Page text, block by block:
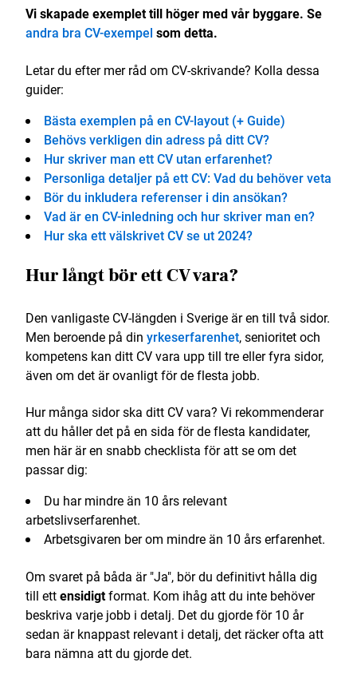
Vi skapade exemplet till höger med vår byggare. Se
andra bra CV-exempel som detta.
Letar du efter mer råd om CV-skrivande? Kolla dessa
guider:
Bästa exemplen på en CV-layout (+ Guide)
Behövs verkligen din adress på ditt CV?
Hur skriver man ett CV utan erfarenhet?
Personliga detaljer på ett CV: Vad du behöver veta
Bör du inkludera referenser i din ansökan?
Vad är en CV-inledning och hur skriver man en?
Hur ska ett välskrivet CV se ut 2024?
Hur långt bör ett CV vara?
Den vanligaste CV-längden i Sverige är en till två sidor.
Men beroende på din yrkeserfarenhet, senioritet och
kompetens kan ditt CV vara upp till tre eller fyra sidor,
även om det är ovanligt för de flesta jobb.
Hur många sidor ska ditt CV vara? Vi rekommenderar
att du håller det på en sida för de flesta kandidater,
men här är en snabb checklista för att se om det
passar dig:
Du har mindre än 10 års relevant
arbetslivserfarenhet.
Arbetsgivaren ber om mindre än 10 års erfarenhet.
Om svaret på båda är "Ja", bör du definitivt hålla dig
till ettensidigtformat. Kom ihåg att du inte behöver
beskriva varje jobb i detalj. Det du gjorde för 10 år
sedan är knappast relevant i detalj, det räcker ofta att
bara nämna att du gjorde det.